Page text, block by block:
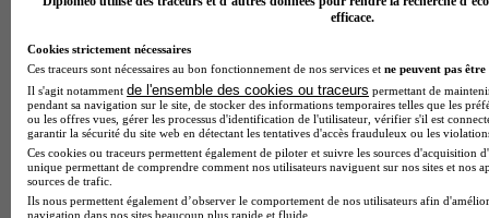
PPA BUSINESS SCHOOL - PARIS
4.9
8 avis
Paris 14e
efficace.
Cookies strictement nécessaires
Ces traceurs sont nécessaires au bon fonctionnement de nos services et ne peuvent pas être
Il s'agit notamment de l'ensemble des cookies ou traceurs permettant de
pendant sa navigation sur le site, de stocker des informations temporaires telles que les
ou les offres vues, gérer les processus d'identification de l'utilisateur, vérifier s'il est
garantir la sécurité du site web en détectant les tentatives d'accès frauduleux ou les
Ces cookies ou traceurs permettent également de piloter et suivre les sources d'acquisition
unique permettant de comprendre comment nos utilisateurs naviguent sur nos sites et nos
sources de trafic.
Ils nous permettent également d’observer le comportement de nos utilisateurs afin
navigation dans nos sites beaucoup plus rapide et fluide.